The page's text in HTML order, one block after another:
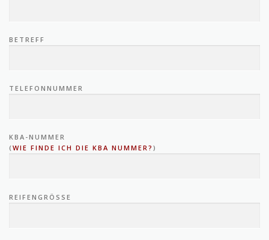
BETREFF
TELEFONNUMMER
KBA-NUMMER
(WIE FINDE ICH DIE KBA NUMMER? )
REIFENGRÖSSE